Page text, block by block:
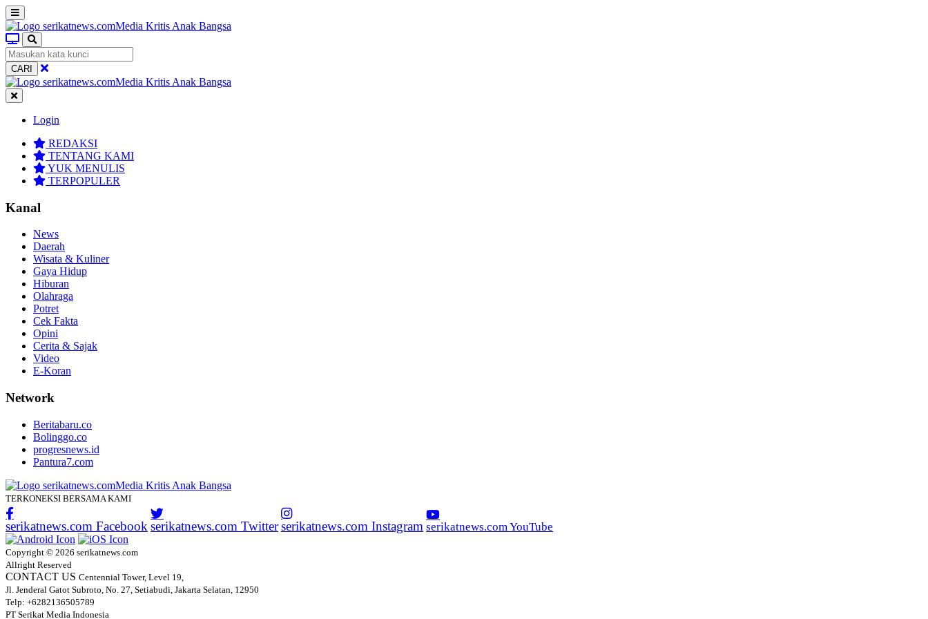
CARI
Login
REDAKSI
TENTANG KAMI
YUK MENULIS
TERPOPULER
Kanal
News
Daerah
Wisata & Kuliner
Gaya Hidup
Hiburan
Olahraga
Potret
Cek Fakta
Opini
Cerita & Sajak
Video
E-Koran
Network
Beritabaru.co
Bolinggo.co
progresnews.id
Pantura7.com
TERKONEKSI BERSAMA KAMI
serikatnews.com Facebook serikatnews.com Twitter serikatnews.com Instagram serikatnews.com YouTube
Copyright © 2026 serikatnews.com
Allright Reserved
CONTACT US Centennial Tower, Level 19,
Jl. Jenderal Gatot Subroto, No. 27, Setiabudi, Jakarta Selatan, 12950
Telp: +6282136505789
PT Serikat Media Indonesia